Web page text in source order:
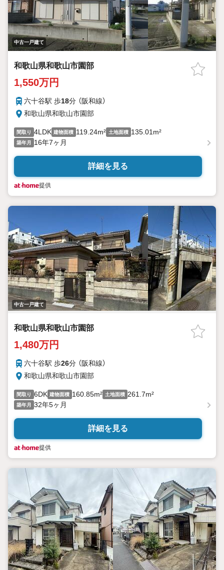
中古一戸建て
和歌山県和歌山市園部
1,550万円
六十谷駅 歩18分 （阪和線）
和歌山県和歌山市園部
間取り 4LDK 建物面積 119.24m² 土地面積 135.01m²
築年月 16年7ヶ月
詳細を見る
提供
中古一戸建て
和歌山県和歌山市園部
1,480万円
六十谷駅 歩26分 （阪和線）
和歌山県和歌山市園部
間取り 6DK 建物面積 160.85m² 土地面積 261.7m²
築年月 32年5ヶ月
詳細を見る
提供